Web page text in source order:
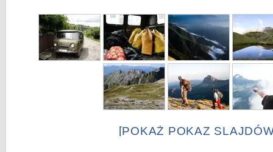
[POKAŻ POKAZ